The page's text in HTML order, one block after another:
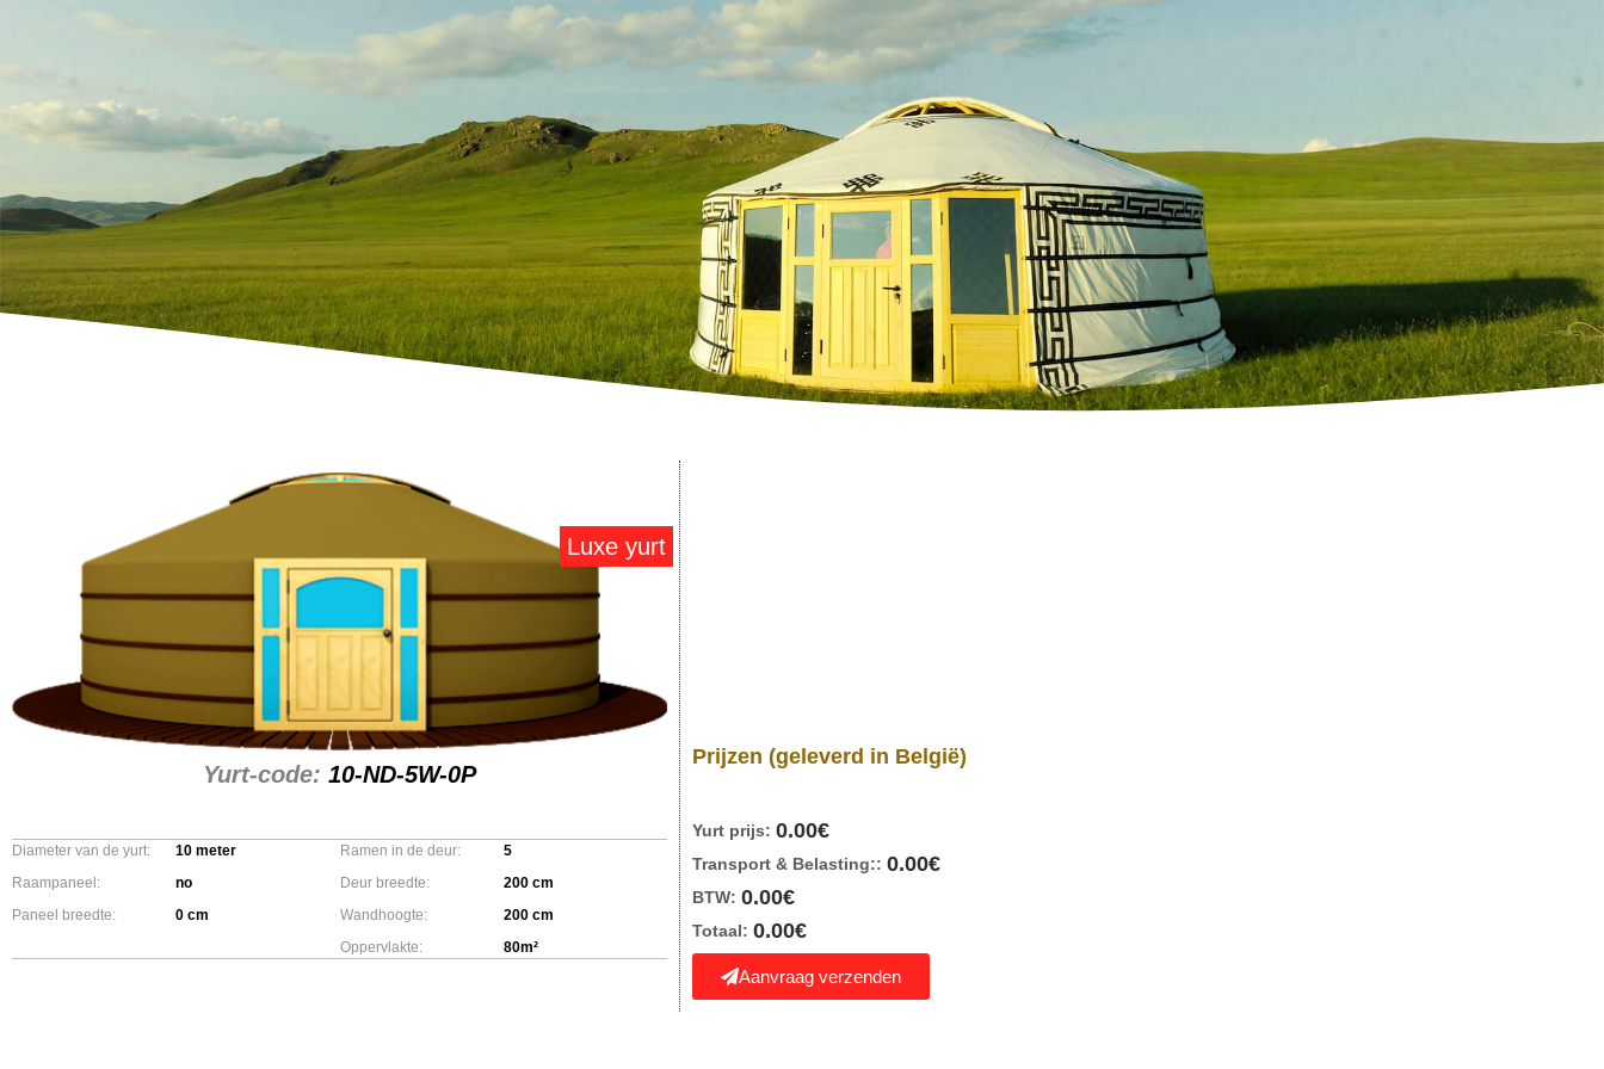
Luxe yurt
Yurt-code: 10-ND-5W-0P
Diameter van de yurt:
Raampaneel:
Paneel breedte:
10 meter
no
0 cm
Ramen in de deur:
Deur breedte:
Wandhoogte:
Oppervlakte:
5
200 cm
200 cm
80m²
Prijzen (geleverd in België)
Yurt prijs: 0.00€
Transport & Belasting:: 0.00€
BTW: 0.00€
Totaal: 0.00€
Aanvraag verzenden